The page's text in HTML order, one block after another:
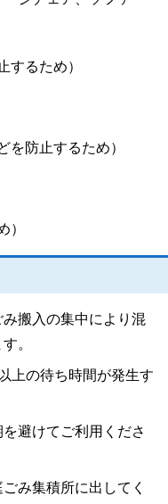
るため）
防止するため）
）
搬入の集中により混
。
上の待ち時間が発生す
避けてご利用くださ
み集積所に出してく